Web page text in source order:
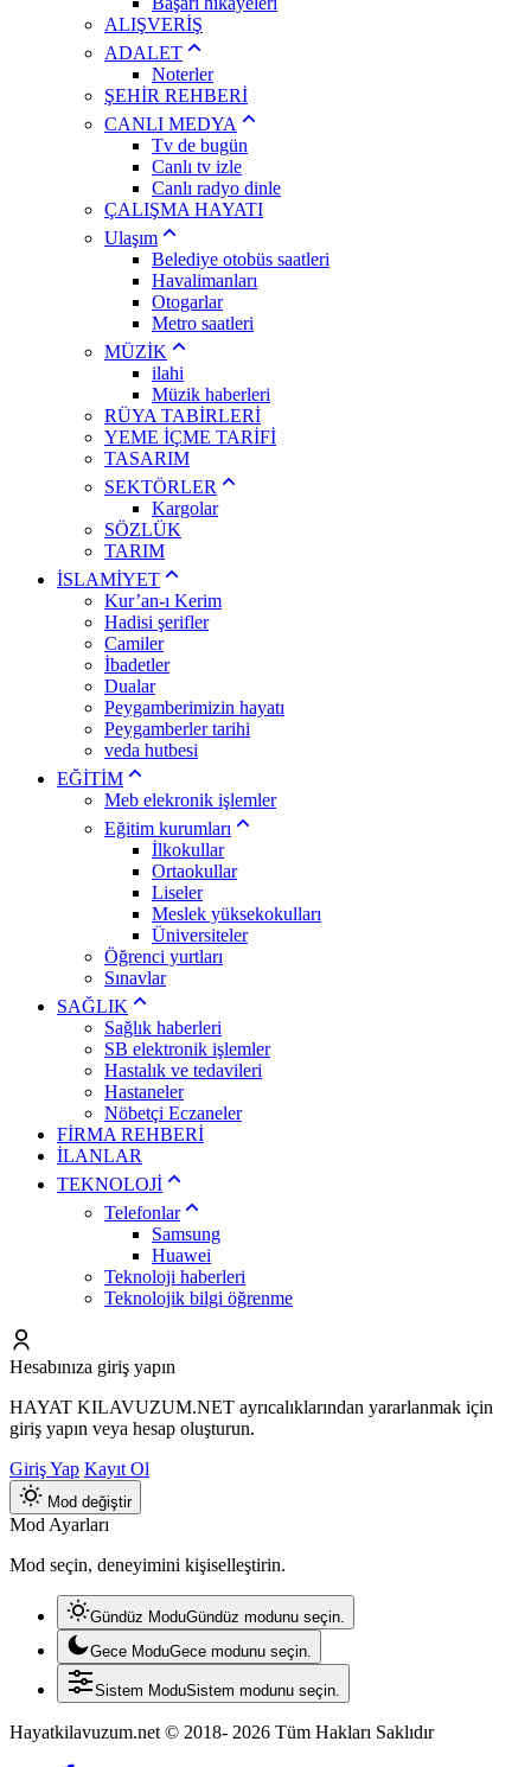
ALIŞVERİŞ
ADALET
Noterler
ŞEHİR REHBERİ
CANLI MEDYA
Tv de bugün
Canlı tv izle
Canlı radyo dinle
ÇALIŞMA HAYATI
Ulaşım
Belediye otobüs saatleri
Havalimanları
Otogarlar
Metro saatleri
MÜZİK
ilahi
Müzik haberleri
RÜYA TABİRLERİ
YEME İÇME TARİFİ
TASARIM
SEKTÖRLER
Kargolar
SÖZLÜK
TARIM
İSLAMİYET
Kur’an-ı Kerim
Hadisi şerifler
Camiler
İbadetler
Dualar
Peygamberimizin hayatı
Peygamberler tarihi
veda hutbesi
EĞİTİM
Meb elekronik işlemler
Eğitim kurumları
İlkokullar
Ortaokullar
Liseler
Meslek yüksekokulları
Üniversiteler
Öğrenci yurtları
Sınavlar
SAĞLIK
Sağlık haberleri
SB elektronik işlemler
Hastalık ve tedavileri
Hastaneler
Nöbetçi Eczaneler
FİRMA REHBERİ
İLANLAR
TEKNOLOJİ
Telefonlar
Samsung
Huawei
Teknoloji haberleri
Teknolojik bilgi öğrenme
Hesabınıza giriş yapın
HAYAT KILAVUZUM.NET ayrıcalıklarından yararlanmak için
giriş yapın veya hesap oluşturun.
Giriş Yap Kayıt Ol
Mod değiştir
Mod Ayarları
Mod seçin, deneyimini kişiselleştirin.
Gündüz ModuGündüz modunu seçin.
Gece ModuGece modunu seçin.
Sistem ModuSistem modunu seçin.
Hayatkilavuzum.net © 2018- 2026 Tüm Hakları Saklıdır